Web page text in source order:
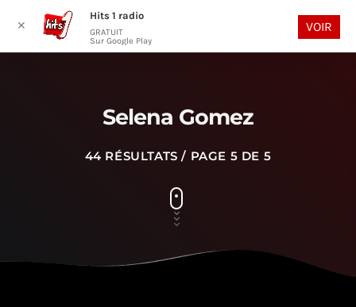
play_arrow
Selena Gomez
44 RÉSULTATS / PAGE 5 DE 5
✕
Hits 1 radio
GRATUIT
Sur Google Play
VOIR